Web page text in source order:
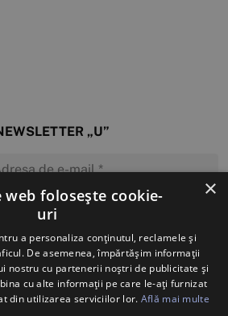
„U”
MĂ ABONEZ
×
web folosește cookie-
uri
a personaliza conținutul, reclamele și
De asemenea, împărtășim informații
nostru cu partenerii noștri de publicitate și
cu alte informații pe care le-ați furnizat
din utilizarea serviciilor lor. Află mai multe